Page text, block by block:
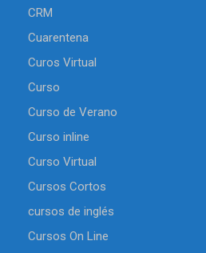
CRM
Cuarentena
Curos Virtual
Curso
Curso de Verano
Curso inline
Curso Virtual
Cursos Cortos
cursos de inglés
Cursos On Line